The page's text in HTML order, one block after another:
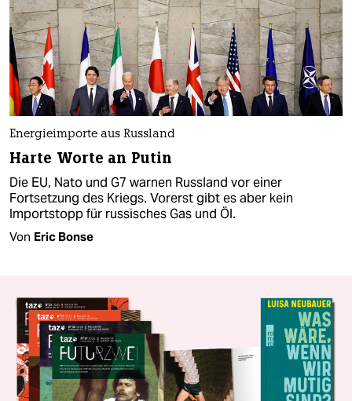
Energieimporte aus Russland
Harte Worte an Putin
Die EU, Nato und G7 warnen Russland vor einer
Fortsetzung des Kriegs. Vorerst gibt es aber kein
Importstopp für russisches Gas und Öl.
Von Eric Bonse